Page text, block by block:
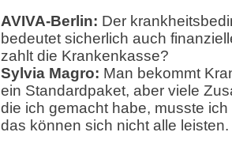
AVIVA-Berlin: Der
bedeutet sicherlich auch
zahlt die Krankenkasse?
Sylvia Magro: Man bekommt
ein Standardpaket, aber viele
die ich gemacht habe, musste
das können sich nicht alle leisten.